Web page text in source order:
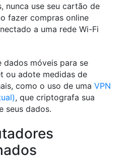
nunca use seu cartão de
fazer compras online
a uma rede Wi-Fi
dados móveis para se
ou adote medidas de
como o uso de uma VPN
, que criptografa sua
seus dados.